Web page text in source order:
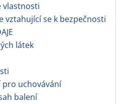
vlastnosti
vztahující se k bezpečnosti
látek
uchovávání
balení